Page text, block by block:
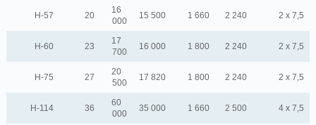
H-57 20
16
000
15 500 1 660 2 240 2 x 7,5
H-60 23
17
700
16 000 1 800 2 240 2 x 7,5
H-75 27
20
500
17 820 1 800 2 240 2 x 7,5
H-114 36
60
000
35 000 1 660 2 500 4 x 7,5